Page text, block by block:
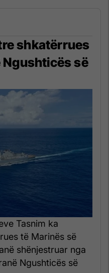
shkatërrues
së
Tasnim ka
të Marinës së
shënjestruar nga
Ngushticës së